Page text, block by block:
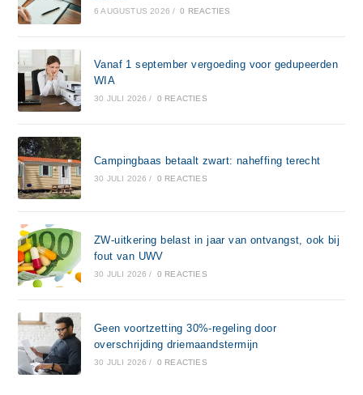
6 AUGUSTUS 2026 / 0 REACTIES
Vanaf 1 september vergoeding voor gedupeerden
WIA
30 JULI 2026 / 0 REACTIES
Campingbaas betaalt zwart: naheffing terecht
30 JULI 2026 / 0 REACTIES
ZW-uitkering belast in jaar van ontvangst, ook bij
fout van UWV
30 JULI 2026 / 0 REACTIES
Geen voortzetting 30%-regeling door
overschrijding driemaandstermijn
30 JULI 2026 / 0 REACTIES